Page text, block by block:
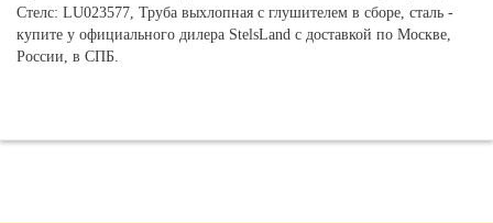
Стелс: LU023577, Труба выхлопная с глушителем в сборе, сталь -
купите у официального дилера StelsLand с доставкой по Москве,
России, в СПБ.